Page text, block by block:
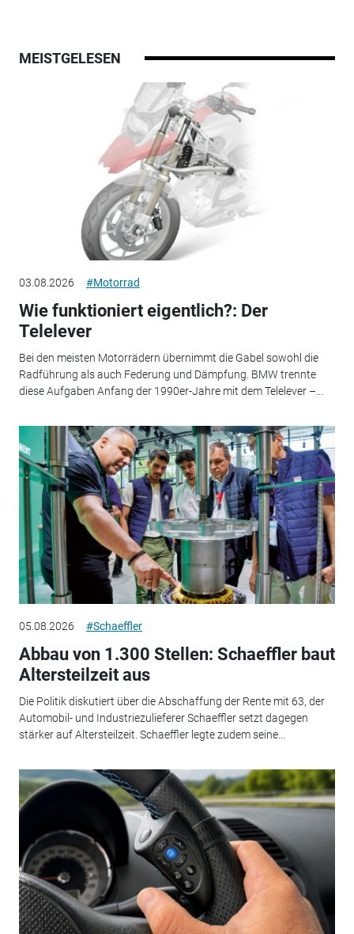
MEISTGELESEN
03.08.2026 #Motorrad
Wie funktioniert eigentlich?: Der
Telelever
Bei den meisten Motorrädern übernimmt die Gabel sowohl die
Radführung als auch Federung und Dämpfung. BMW trennte
diese Aufgaben Anfang der 1990er-Jahre mit dem Telelever –...
05.08.2026 #Schaeffler
Abbau von 1.300 Stellen: Schaeffler baut
Altersteilzeit aus
Die Politik diskutiert über die Abschaffung der Rente mit 63, der
Automobil- und Industriezulieferer Schaeffler setzt dagegen
stärker auf Altersteilzeit. Schaeffler legte zudem seine...